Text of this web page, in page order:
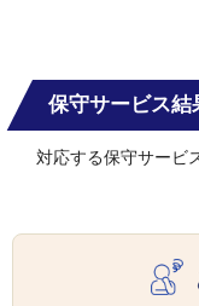
保守サービス結
対応する保守サービ